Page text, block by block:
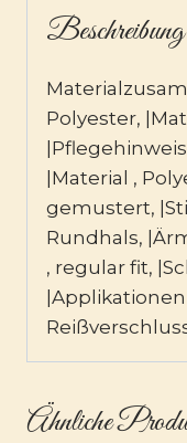
Beschreibung
Polyester,
|Material ,
gemustert,
Rundhals,
, regular fit,
|Applikationen
Ähnliche